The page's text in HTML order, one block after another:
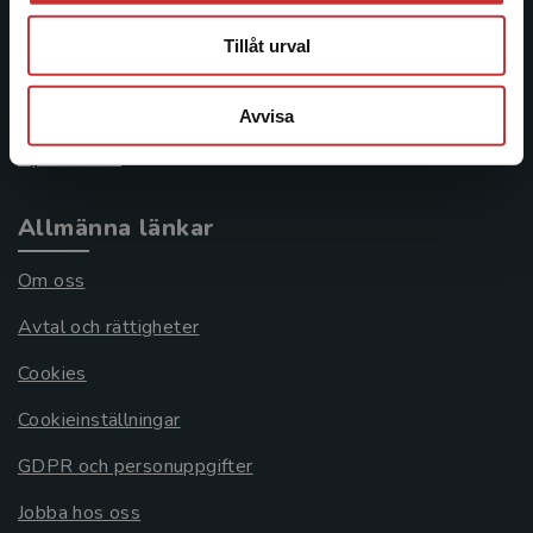
Tillåt urval
Avvisa
046-31 21 00
Frågor och svar
Systemkrav
Allmänna länkar
Om oss
Avtal och rättigheter
Cookies
Cookieinställningar
GDPR och personuppgifter
Jobba hos oss